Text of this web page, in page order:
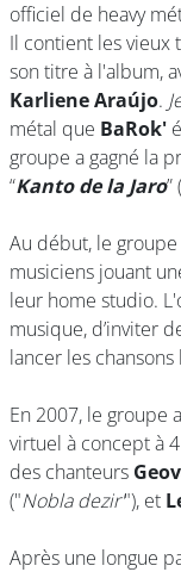
officiel de heavy
Il contient les vieux
son titre à l'album,
Karliene Araújo.
métal que BaRok'
groupe a gagné la
“Kanto de la Jaro”
Au début, le
musiciens jouant
leur home studio.
musique, d’inviter
lancer les
En 2007, le groupe
virtuel à concept à
des chanteurs
("Nobla dezir'"), et
Après une longue